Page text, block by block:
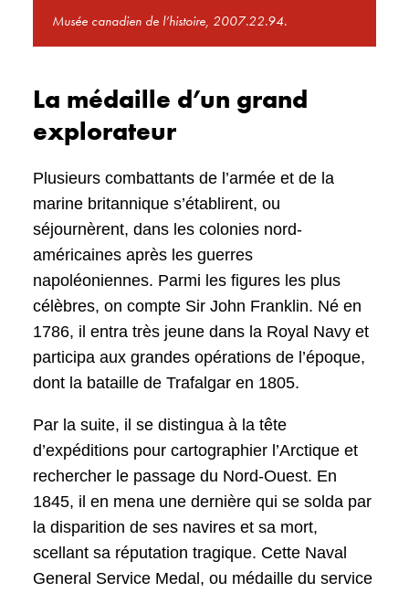
Musée canadien de l’histoire, 2007.22.94.
La médaille d’un grand
explorateur
Plusieurs combattants de l’armée et de la
marine britannique s’établirent, ou
séjournèrent, dans les colonies nord-
américaines après les guerres
napoléoniennes. Parmi les figures les plus
célèbres, on compte Sir John Franklin. Né en
1786, il entra très jeune dans la Royal Navy et
participa aux grandes opérations de l’époque,
dont la bataille de Trafalgar en 1805.
Par la suite, il se distingua à la tête
d’expéditions pour cartographier l’Arctique et
rechercher le passage du Nord-Ouest. En
1845, il en mena une dernière qui se solda par
la disparition de ses navires et sa mort,
scellant sa réputation tragique. Cette Naval
General Service Medal, ou médaille du service